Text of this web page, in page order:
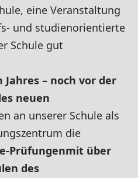
eine Veranstaltung
und studienorientierte
Schule gut
Jahres – noch vor der
neuen
an unserer Schule als
die
Prüfungenmit über
des